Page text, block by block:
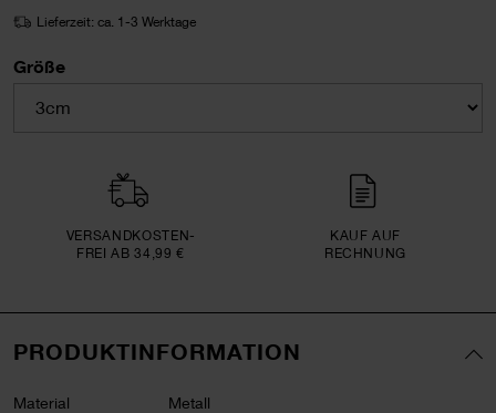
Lieferzeit: ca. 1-3 Werktage
Größe
VERSAND­KOSTEN­
FREI AB 34,99 €
KAUF AUF
RECHNUNG
PRODUKTINFORMATION
Material
Metall